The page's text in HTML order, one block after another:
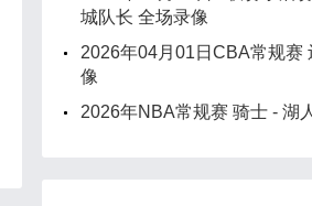
城队长 全场录像
2026年04月01日CBA常规赛
像
2026年NBA常规赛 骑士 - 湖